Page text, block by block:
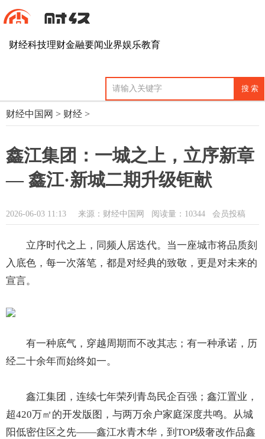
财经科技理财金融要闻业界娱乐教育
财经中国网 > 财经 >
鑫江集团：一城之上，立序新章
— 鑫江·新城二期升级钜献
2026-06-03 11:13 来源：财经中国网 阅读量：10344 会员投稿
立序时代之上，同频人居迭代。当一座城市将品质刻
入底色，每一次落笔，都是对经典的致敬，更是对未来的
宣言。
有一种底气，穿越周期而不改其志；有一种承诺，历
经二十余年而始终如一。
鑫江集团，连续七年荣列青岛民企百强；鑫江置业，
超420万㎡的开发版图，与两万余户家庭深度共鸣。从城
阳低密住区之先——鑫江水青木华，到TOP级奢改作品鑫